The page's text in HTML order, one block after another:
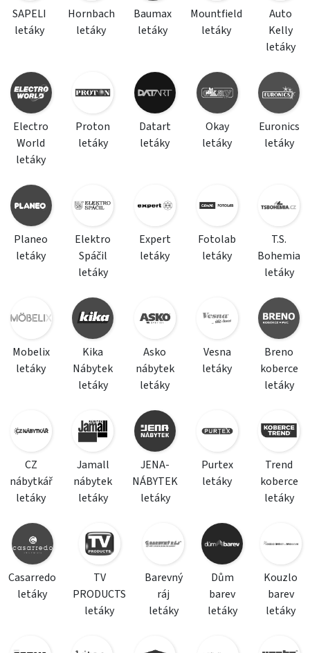
SAPELI
letáky
Hornbach
letáky
Baumax
letáky
Mountfield
letáky
Auto
Kelly
letáky
Electro
World
letáky
Proton
letáky
Datart
letáky
Okay
letáky
Euronics
letáky
Planeo
letáky
Elektro
Spáčil
letáky
Expert
letáky
Fotolab
letáky
T.S.
Bohemia
letáky
Mobelix
letáky
Kika
Nábytek
letáky
Asko
nábytek
letáky
Vesna
letáky
Breno
koberce
letáky
CZ
nábytkář
letáky
Jamall
nábytek
letáky
JENA-
NÁBYTEK
letáky
Purtex
letáky
Trend
koberce
letáky
Casarredo
letáky
TV
PRODUCTS
letáky
Barevný
ráj
letáky
Dům
barev
letáky
Kouzlo
barev
letáky